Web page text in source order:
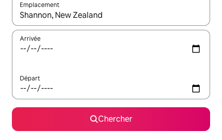
Emplacement
Quand les résultats sont affichés, parcourez-les en utilisant
Arrivée
Départ
Chercher